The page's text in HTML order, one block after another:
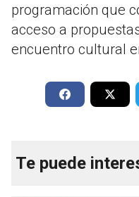
programación que
acceso a
encuentro cultural
Te puede